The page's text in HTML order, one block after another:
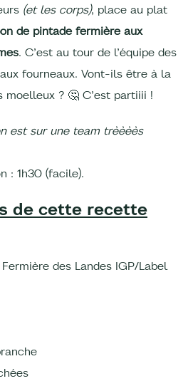
(et les corps), place au plat
de pintade fermière aux
. C’est au tour de l’équipe des
fourneaux. Vont-ils être à la
? 🤔 C’est partiiii !
est sur une team trèèèès
: 1h30 (facile).
de cette recette
des Landes IGP/Label